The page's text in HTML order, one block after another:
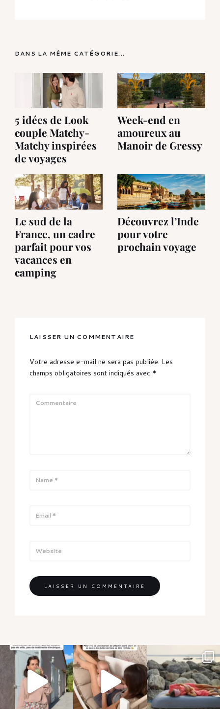
DANS LA MÊME CATÉGORIE...
5 idées de Look
couple Matchy-
Matchy inspirées
de voyages
Week-end en
amoureux au
Manoir de Gressy
Le sud de la
France, un cadre
parfait pour vos
vacances en
camping
Découvrez l’Inde
pour votre
prochain voyage
LAISSER UN COMMENTAIRE
Votre adresse e-mail ne sera pas publiée. Les
champs obligatoires sont indiqués avec *